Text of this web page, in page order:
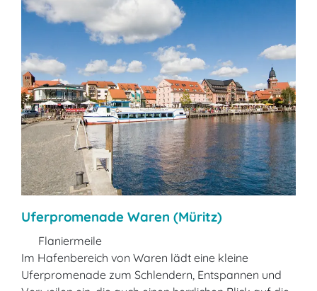
Uferpromenade Waren (Müritz)
Flaniermeile
Im Hafenbereich von Waren lädt eine kleine
Uferpromenade zum Schlendern, Entspannen und